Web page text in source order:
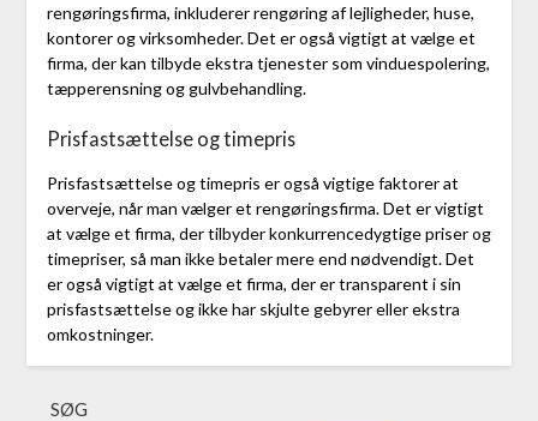
rengøringsfirma, inkluderer rengøring af lejligheder, huse,
kontorer og virksomheder. Det er også vigtigt at vælge et
firma, der kan tilbyde ekstra tjenester som vinduespolering,
tæpperensning og gulvbehandling.
Prisfastsættelse og timepris
Prisfastsættelse og timepris er også vigtige faktorer at
overveje, når man vælger et rengøringsfirma. Det er vigtigt
at vælge et firma, der tilbyder konkurrencedygtige priser og
timepriser, så man ikke betaler mere end nødvendigt. Det
er også vigtigt at vælge et firma, der er transparent i sin
prisfastsættelse og ikke har skjulte gebyrer eller ekstra
omkostninger.
SØG